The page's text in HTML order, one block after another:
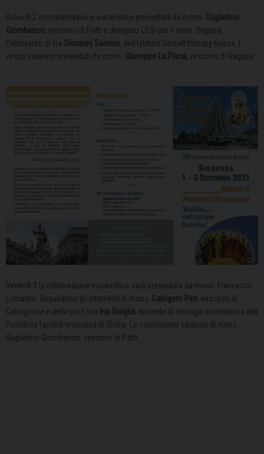
Giovedì 2 concelebrazione eucaristica presieduta da mons. Guglielmo
Giombanco, vescovo di Patti e delegato CESi per il clero. Seguirà
l’intervento di fra Giovanni Salonia, dell’Istituto Gestalt therapy Kairos. I
vespri saranno presieduti da mons. Giuseppe La Placa, vescovo di Ragusa.
Venerdì 3 la celebrazione eucaristica sarà presieduta da mons. Francesco
Lomanto. Seguiranno gli interventi di mons. Calogero Peri, vescovo di
Caltagirone e della prof.ssa Ina Siviglia, docente di teologia sistematica alla
Pontificia facoltà teologica di Sicilia. Le conclusioni saranno di mons.
Guglielmo Giombanco, vescovo di Patti.